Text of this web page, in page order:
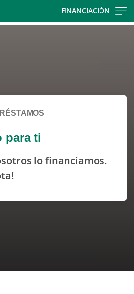
FINANCIACIÓN
para ti
lo financiamos.